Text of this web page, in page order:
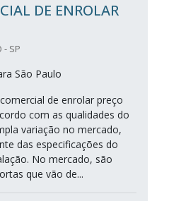
DE ENROLAR
- SP
São Paulo
de enrolar preço
com as qualidades do
variação no mercado,
das especificações do
No mercado, são
que vão de...